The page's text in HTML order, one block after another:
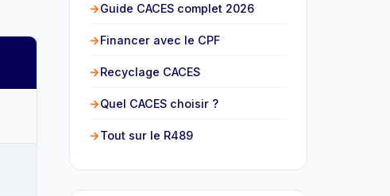
Guide CACES complet 2026
Financer avec le CPF
Recyclage CACES
Quel CACES choisir ?
Tout sur le R489